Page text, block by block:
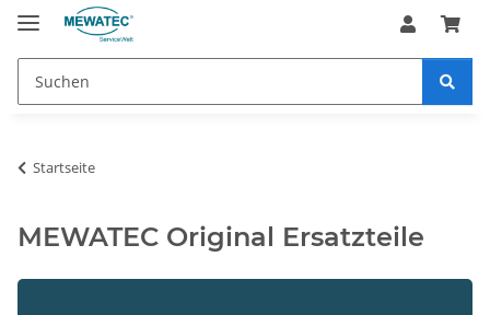
Startseite
MEWATEC Original Ersatzteile